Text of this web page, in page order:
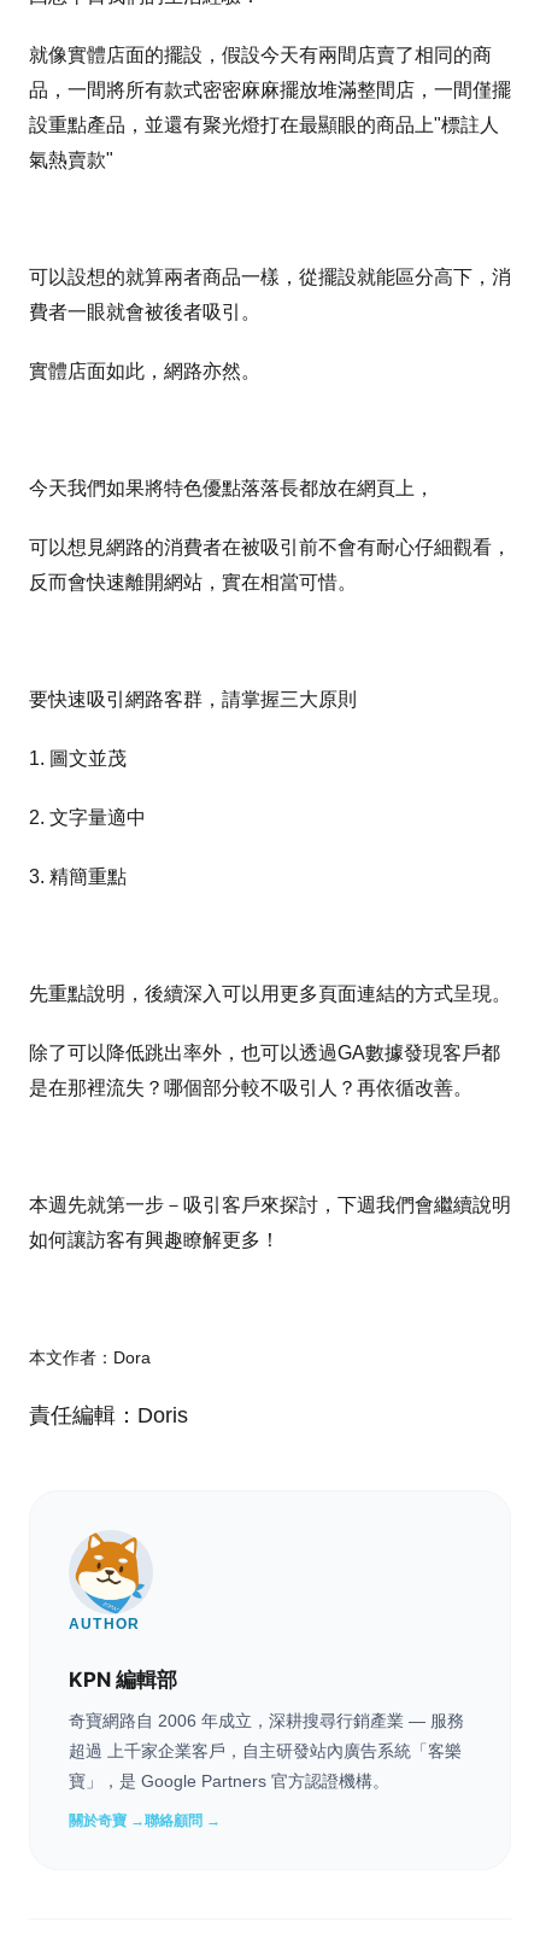
就像實體店面的擺設，假設今天有兩間店賣了相同的商
品，一間將所有款式密密麻麻擺放堆滿整間店，一間僅擺
設重點產品，並還有聚光燈打在最顯眼的商品上"標註人
氣熱賣款"
可以設想的就算兩者商品一樣，從擺設就能區分高下，消
費者一眼就會被後者吸引。
實體店面如此，網路亦然。
今天我們如果將特色優點落落長都放在網頁上，
可以想見網路的消費者在被吸引前不會有耐心仔細觀看，
反而會快速離開網站，實在相當可惜。
要快速吸引網路客群，請掌握三大原則
1. 圖文並茂
2. 文字量適中
3. 精簡重點
先重點說明，後續深入可以用更多頁面連結的方式呈現。
除了可以降低跳出率外，也可以透過GA數據發現客戶都
是在那裡流失？哪個部分較不吸引人？再依循改善。
本週先就第一步－吸引客戶來探討，下週我們會繼續說明
如何讓訪客有興趣瞭解更多！
本文作者：Dora
責任編輯：Doris
AUTHOR
KPN 編輯部
奇寶網路自 2006 年成立，深耕搜尋行銷產業 — 服務
超過 上千家企業客戶，自主研發站內廣告系統「客樂
寶」，是 Google Partners 官方認證機構。
關於奇寶 →聯絡顧問 →